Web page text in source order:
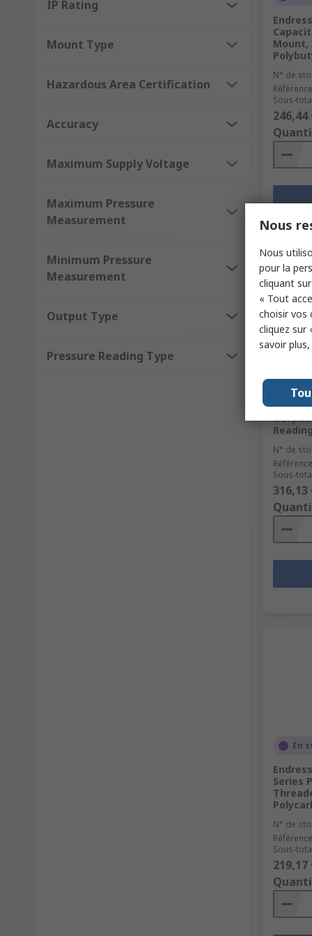
IP Rating
Mount Type
Hazardous Area Certification
Accuracy
Maximum Supply Voltage
Maximum Pressure
Measurement
Minimum Pressure
Measurement
Output Type
Pressure Reading Type
Mount,
N° de
Sous-
246,44
Series
Output
N° de
Sous-
316,13
En
Series
N° de
Sous-
219,17
Nous
Nous
pour la
cliquant sur
« Tout
choisir vos
cliquez sur
savoir